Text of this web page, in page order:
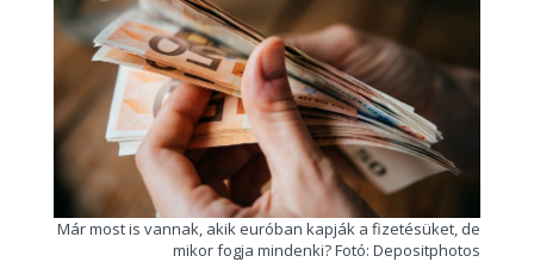
Már most is vannak, akik euróban kapják a fizetésüket, de
mikor fogja mindenki? Fotó: Depositphotos